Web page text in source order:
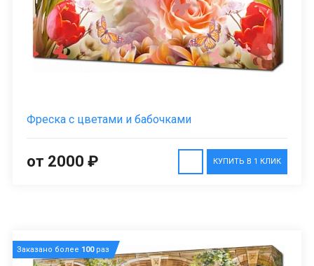
Фреска с цветами и бабочками
КУПИТЬ В 1 КЛИК
от 2000 ₽
Заказано более 100раз